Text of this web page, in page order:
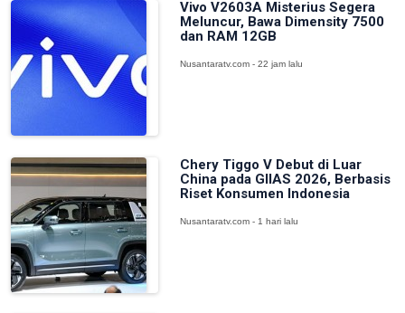
Vivo V2603A Misterius Segera
Meluncur, Bawa Dimensity 7500
dan RAM 12GB
Nusantaratv.com - 22 jam lalu
Chery Tiggo V Debut di Luar
China pada GIIAS 2026, Berbasis
Riset Konsumen Indonesia
Nusantaratv.com - 1 hari lalu